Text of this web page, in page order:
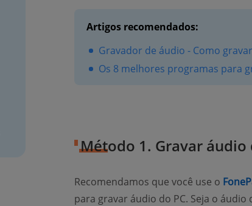
Artigos recomendados:
Gravador de áudio - Como
Os 8 melhores programas para
Método 1. Gravar áudio
Recomendamos que você use o
para gravar áudio do PC. Seja o